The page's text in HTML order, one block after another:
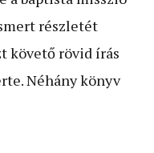
részletét
követő rövid írás
Néhány könyv